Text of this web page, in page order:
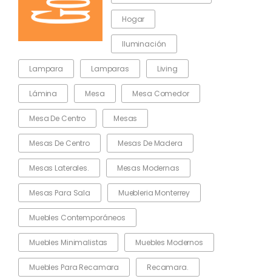
Hogar
Iluminación
Lampara Lamparas Living
Lámina Mesa Mesa Comedor
Mesa De Centro Mesas
Mesas De Centro Mesas De Madera
Mesas Laterales. Mesas Modernas
Mesas Para Sala Muebleria Monterrey
Muebles Contemporáneos
Muebles Minimalistas Muebles Modernos
Muebles Para Recamara Recamara.